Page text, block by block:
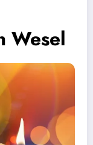
Wesel